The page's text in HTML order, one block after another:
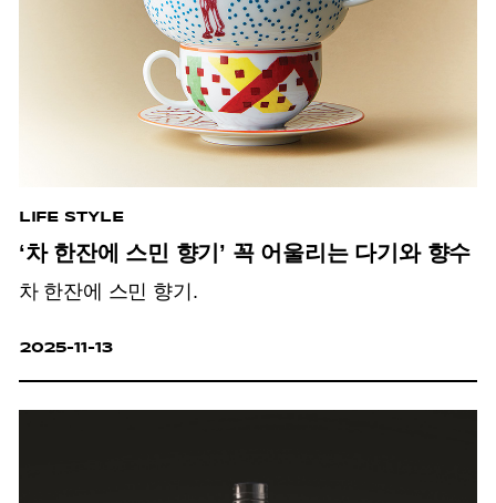
LIFE STYLE
‘차 한잔에 스민 향기’ 꼭 어울리는 다기와 향수
차 한잔에 스민 향기.
2025-11-13